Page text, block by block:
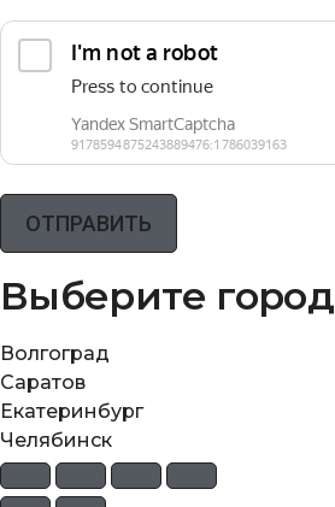
Выберите город
Волгоград
Саратов
Екатеринбург
Челябинск